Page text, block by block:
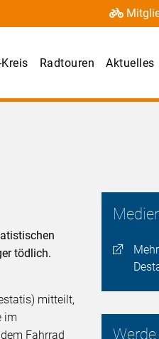
Radtouren Aktuelles
tödlich.
mitteilt,
im
Fahrrad